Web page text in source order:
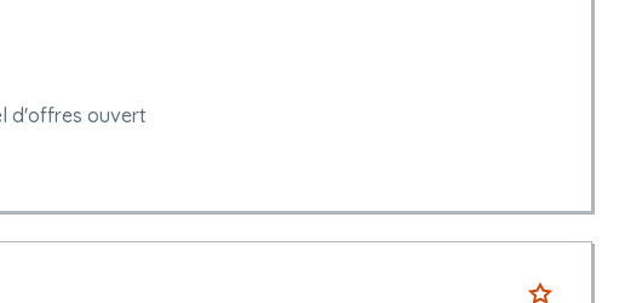
d'offres ouvert